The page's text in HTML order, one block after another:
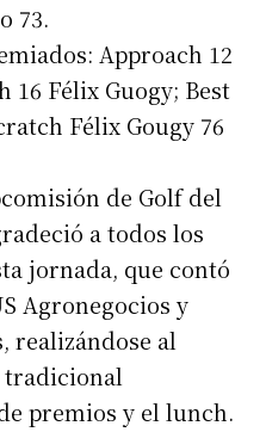
73.
Approach 12
16 Félix Guogy; Best
Félix Gougy 76
de Golf del
a todos los
jornada, que contó
Agronegocios y
realizándose al
tradicional
premios y el lunch.